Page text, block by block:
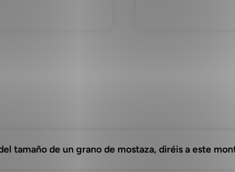
tamaño de un grano de mostaza, diréis a este